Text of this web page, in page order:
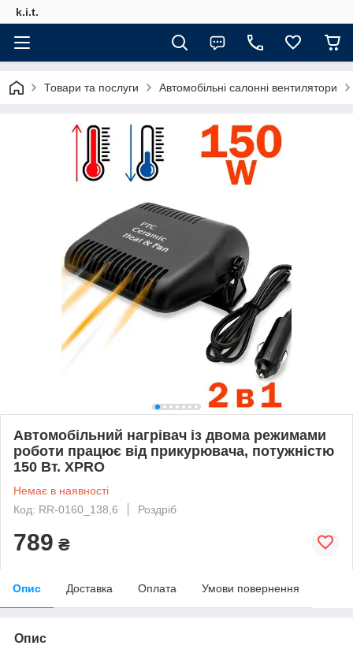
k.i.t.
Товари та послуги Автомобільні салонні вентилятори
Автомобільний нагрівач із двома режимами
роботи працює від прикурювача, потужністю
150 Вт. XPRO
Немає в наявності
Код: RR-0160_138,6
Роздріб
789 ₴
Опис Доставка Оплата Умови повернення
Опис